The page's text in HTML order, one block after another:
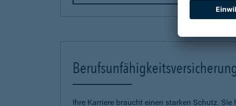
Ihre Karriere braucht einen starken Schutz.